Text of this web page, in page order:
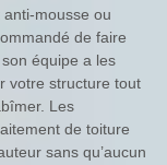
mousse ou
de faire
équipe a les
votre structure tout
Les
de toiture
sans qu’aucun